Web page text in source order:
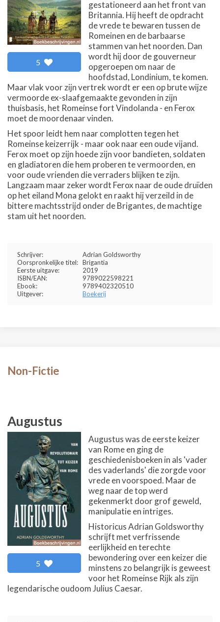
5
gestationeerd aan het front van
Britannia. Hij heeft de opdracht
de vrede te bewaren tussen de
Romeinen en de barbaarse
stammen van het noorden. Dan
wordt hij door de gouverneur
opgeroepen om naar de
hoofdstad, Londinium, te komen.
Maar vlak voor zijn vertrek wordt er een op brute wijze
vermoorde ex-slaafgemaakte gevonden in zijn
thuisbasis, het Romeinse fort Vindolanda - en Ferox
moet de moordenaar vinden.
Het spoor leidt hem naar complotten tegen het
Romeinse keizerrijk - maar ook naar een oude vijand.
Ferox moet op zijn hoede zijn voor bandieten, soldaten
en gladiatoren die hem proberen te vermoorden, en
voor oude vrienden die verraders blijken te zijn.
Langzaam maar zeker wordt Ferox naar de oude druïden
op het eiland Mona gelokt en raakt hij verzeild in de
bittere machtsstrijd onder de Brigantes, de machtige
stam uit het noorden.
Schrijver:
Adrian Goldsworthy
Oorspronkelijke titel: Brigantia
Eerste uitgave:
2019
ISBN/EAN:
9789022598221
Ebook:
9789402320510
Uitgever:
Boekerij
Non-Fictie
Augustus
5
Augustus was de eerste keizer
van Rome en ging de
geschiedenisboeken in als 'vader
des vaderlands' die zorgde voor
vrede en voorspoed. Maar de
weg naar de top werd
gekenmerkt door grof geweld,
manipulatie en intriges.
Historicus Adrian Goldsworthy
schrijft met verfrissende
eerlijkheid en terechte
bewondering over een keizer die
minstens zo belangrijk is geweest
voor het Romeinse Rijk als zijn
legendarische oudoom Julius Caesar.